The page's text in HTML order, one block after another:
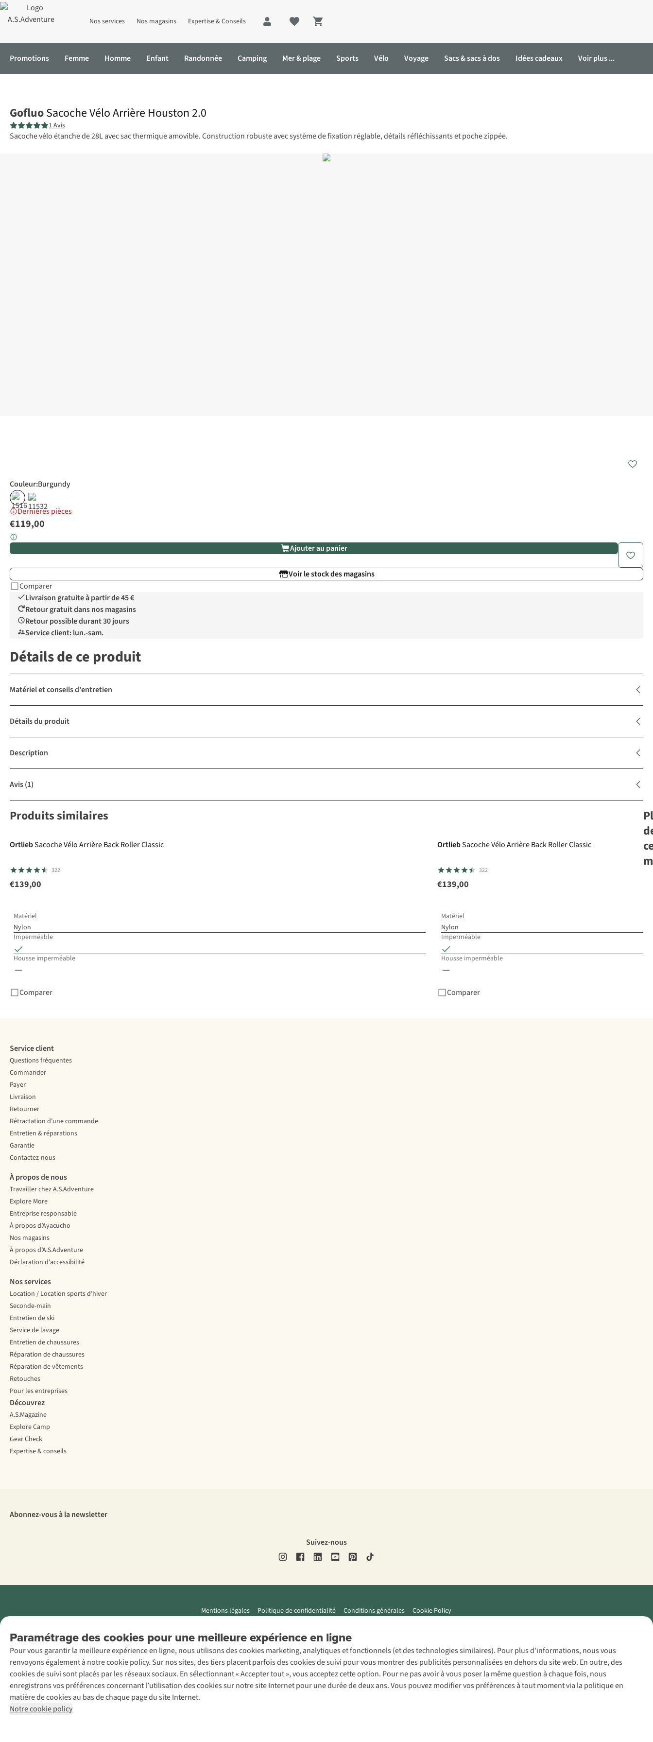
Nos services Nos magasins Expertise & Conseils
Shopping cart
Promotions Femme Homme Enfant Randonnée Camping Mer & plage Sports Vélo Voyage Sacs & sacs à dos Idées cadeaux Voir plus ...
GofluoSacoche Vélo Arrière Houston 2.0
1 Avis
Sacoche vélo étanche de 28L avec sac thermique amovible. Construction robuste avec système de fixation réglable, détails réfléchissants et poche zippée.
Couleur:Burgundy
Dernières pièces
€119,00
Ajouter au panier
Voir le stock des magasins
Comparer
Livraison gratuite à partir de 45 €
Retour gratuit dans nos magasins
Retour possible durant 30 jours
Service client: lun.-sam.
Détails de ce produit
Matériel et conseils d'entretien
Détails du produit
Description
Avis(1)
Produits similaires
OrtliebSacoche Vélo Arrière Back Roller Classic
322
€139,00
Matériel
Nylon
Imperméable
Housse imperméable
Comparer
OrtliebSacoche Vélo Arrière Back Roller Classic
322
€139,00
Matériel
Nylon
Imperméable
Housse imperméable
Comparer
Paramétrage des cookies pour une meilleure expérience en ligne
Pour vous garantir la meilleure expérience en ligne, nous utilisons des cookies marketing, analytiques et fonctionnels (et des technologies similaires). Pour plus d'informations, nous vous
renvoyons également à notre cookie policy. Sur nos sites, des tiers placent parfois des cookies de suivi pour vous montrer des publicités personnalisées en dehors du site web. En outre, des
cookies de suivi sont placés par les réseaux sociaux. En sélectionnant « Accepter tout », vous acceptez cette option. Pour ne pas avoir à vous poser la même question à chaque fois, nous
enregistrons vos préférences concernant l’utilisation des cookies sur notre site Internet pour une durée de deux ans. Vous pouvez modifier vos préférences à tout moment via la politique en
matière de cookies au bas de chaque page du site Internet.
Notre cookie policy
Service client
Questions fréquentes
Commander
Payer
Livraison
Retourner
Rétractation d'une commande
Entretien & réparations
Garantie
Contactez-nous
À propos de nous
Travailler chez A.S.Adventure
Explore More
Entreprise responsable
À propos d’Ayacucho
Nos magasins
À propos d’A.S.Adventure
Déclaration d'accessibilité
Nos services
Location / Location sports d’hiver
Seconde-main
Entretien de ski
Service de lavage
Entretien de chaussures
Réparation de chaussures
Réparation de vêtements
Retouches
Pour les entreprises
Découvrez
A.S.Magazine
Explore Camp
Gear Check
Expertise & conseils
Abonnez-vous à la newsletter
Suivez-nous
Mentions légales Politique de confidentialité Conditions générales Cookie Policy
AS Adventure
Luxemburg SA,
Boulevard F.W.
Raiffeisen 25, L-
2411
Luxembourg
+32 (0)3 828
30 15